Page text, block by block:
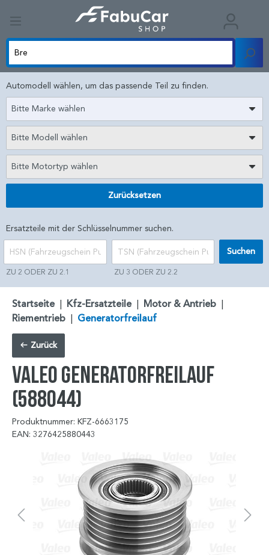
Automodell wählen, um das passende Teil zu finden.
Bitte Marke wählen
Bitte Modell wählen
Bitte Motortyp wählen
Zurücksetzen
Ersatzteile mit der Schlüsselnummer suchen.
ZU 2 ODER ZU 2.1 ZU 3 ODER ZU 2.2
Suchen
Startseite | Kfz-Ersatzteile | Motor & Antrieb |
Riementrieb | Generatorfreilauf
Zurück
VALEO Generatorfreilauf
(588044)
Produktnummer: KFZ-6663175
EAN: 3276425880443